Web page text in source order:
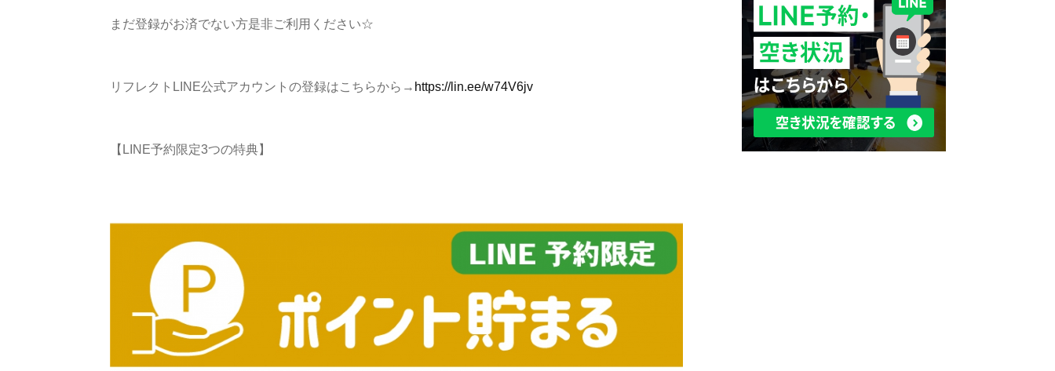
まだ登録がお済でない方是非ご利用ください☆
リフレクトLINE公式アカウントの登録はこちらから→ https://lin.ee/w74V6jv
【LINE予約限定3つの特典】